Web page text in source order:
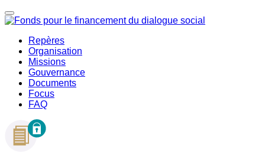
Repères
Organisation
Missions
Gouvernance
Documents
Focus
FAQ